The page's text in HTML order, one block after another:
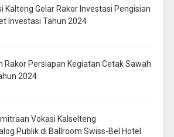
Kalteng Gelar Rakor Investasi Pengisian
Investasi Tahun 2024
Rakor Persiapan Kegiatan Cetak Sawah
2024
Vokasi Kalselteng
Publik di Ballroom Swiss-Bel Hotel